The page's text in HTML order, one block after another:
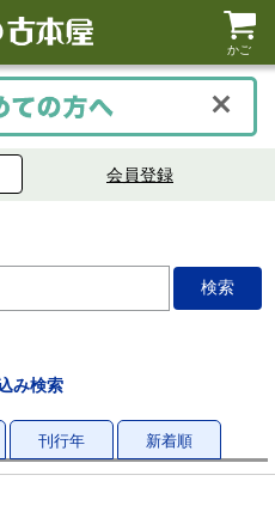
かご
会員登録
み検索
刊行年 新着順